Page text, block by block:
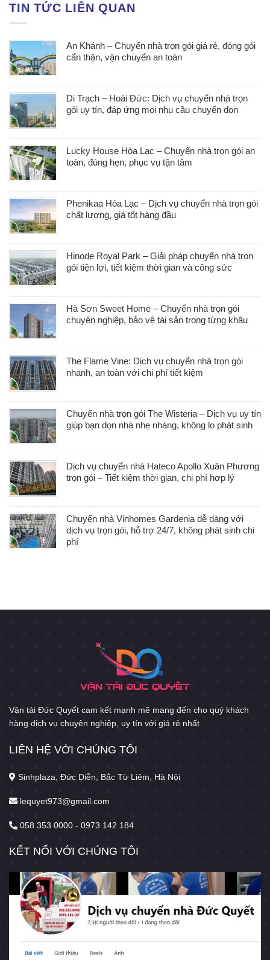
TIN TỨC LIÊN QUAN
An Khánh – Chuyển nhà trọn gói giá rẻ, đóng gói
cẩn thận, vận chuyển an toàn
Di Trạch – Hoài Đức: Dịch vụ chuyển nhà trọn
gói uy tín, đáp ứng mọi nhu cầu chuyển dọn
Lucky House Hòa Lạc – Chuyển nhà trọn gói an
toàn, đúng hẹn, phục vụ tận tâm
Phenikaa Hòa Lạc – Dịch vụ chuyển nhà trọn gói
chất lượng, giá tốt hàng đầu
Hinode Royal Park – Giải pháp chuyển nhà trọn
gói tiện lợi, tiết kiệm thời gian và công sức
Hà Sơn Sweet Home – Chuyển nhà trọn gói
chuyên nghiệp, bảo vệ tài sản trong từng khâu
The Flame Vine: Dịch vụ chuyển nhà trọn gói
nhanh, an toàn với chi phí tiết kiệm
Chuyển nhà trọn gói The Wisteria – Dịch vụ uy tín
giúp bạn dọn nhà nhẹ nhàng, không lo phát sinh
Dịch vụ chuyển nhà Hateco Apollo Xuân Phương
trọn gói – Tiết kiệm thời gian, chi phí hợp lý
Chuyển nhà Vinhomes Gardenia dễ dàng với
dịch vụ trọn gói, hỗ trợ 24/7, không phát sinh chi
phí
Vận tải Đức Quyết cam kết mạnh mẽ mang đến cho quý khách
hàng dịch vụ chuyên nghiệp, uy tín với giá rẻ nhất
LIÊN HỆ VỚI CHÚNG TÔI
Sinhplaza, Đức Diễn, Bắc Từ Liêm, Hà Nội
lequyet973@gmail.com
058 353 0000 - 0973 142 184
KẾT NỐI VỚI CHÚNG TÔI